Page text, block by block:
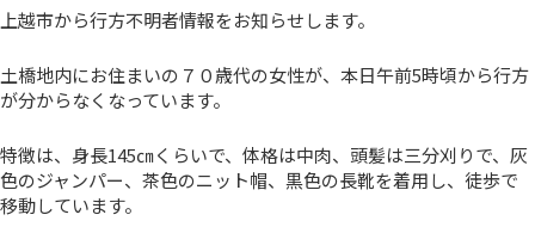
上越市から行方不明者情報をお知らせします。
土橋地内にお住まいの７０歳代の女性が、本日午前5時頃から行方
が分からなくなっています。
特徴は、身長145㎝くらいで、体格は中肉、頭髪は三分刈りで、灰
色のジャンパー、茶色のニット帽、黒色の長靴を着用し、徒歩で
移動しています。